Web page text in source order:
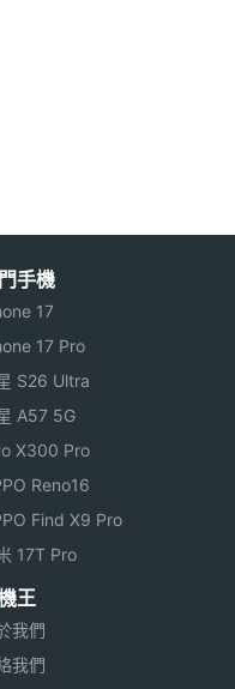
螢幕解析度
組
最大可至 2GB 記憶
手機
17
17 Pro
S26 Ultra
A57 5G
X300 Pro
Reno16
Find X9 Pro
17T Pro
王
我們
我們